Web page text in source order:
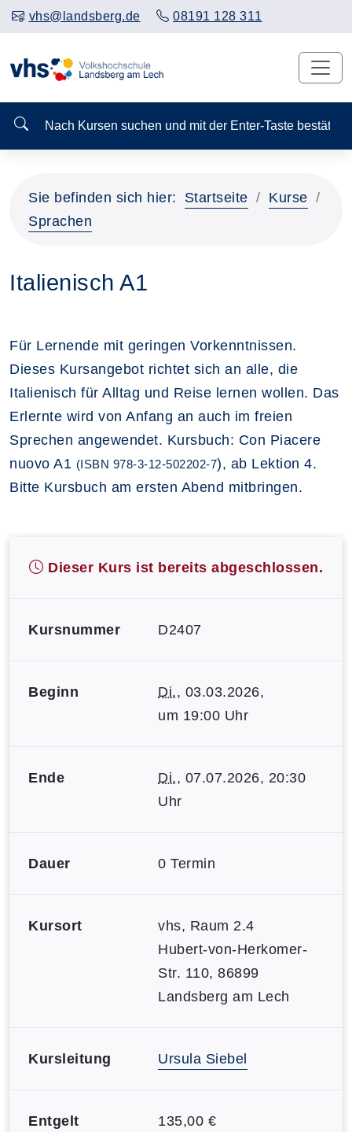
vhs@landsberg.de 08191 128 311
Nach Kursen suchen und mit der Enter-Taste
Sie befinden sich hier: Startseite
Kurse
Sprachen
Italienisch A1
Für Lernende mit geringen Vorkenntnissen.
Dieses Kursangebot richtet sich an alle, die
Italienisch für Alltag und Reise lernen wollen. Das
Erlernte wird von Anfang an auch im freien
Sprechen angewendet. Kursbuch: Con Piacere
nuovo A1 (ISBN 978-3-12-502202-7), ab Lektion 4.
Bitte Kursbuch am ersten Abend mitbringen.
Dieser Kurs ist bereits abgeschlossen.
Kursnummer D2407
Beginn Di., 03.03.2026,
um 19:00 Uhr
Ende Di., 07.07.2026, 20:30
Uhr
Dauer 0 Termin
Kursort
vhs, Raum 2.4
Hubert-von-Herkomer-
Str. 110, 86899
Landsberg am Lech
Kursleitung Ursula Siebel
Entgelt 135,00 €